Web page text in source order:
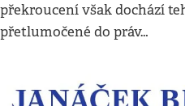
překroucení však dochází
přetlumočené do práv…